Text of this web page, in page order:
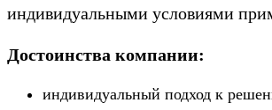
индивидуальными условиями
Достоинства компании:
индивидуальный подход к